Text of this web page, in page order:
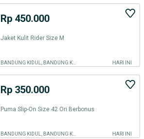
Rp 450.000
Jaket Kulit Rider Size M
HARI INI
Rp 350.000
Puma Slip-On Size 42 Ori Berbonus
HARI INI